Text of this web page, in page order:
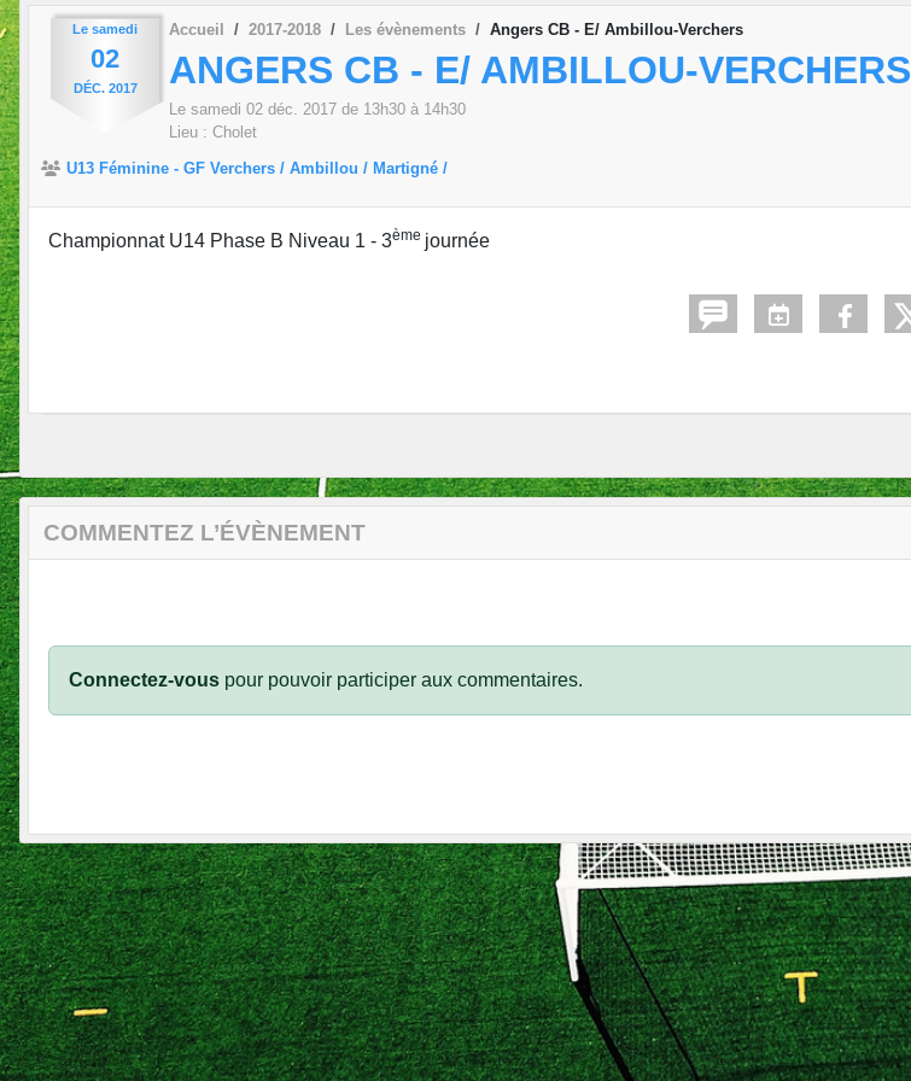
Le samedi
02
DÉC. 2017
Accueil 2017-2018 Les évènements Angers CB - E/ Ambillou-Verchers
ANGERS CB - E/ AMBILLOU-VERCHERS
Le samedi 02 déc. 2017 de 13h30 à 14h30
Lieu : Cholet
U13 Féminine - GF Verchers / Ambillou / Martigné /
Championnat U14 Phase B Niveau 1 - 3ème journée
COMMENTEZ L’ÉVÈNEMENT
Connectez-vous pour pouvoir participer aux commentaires.